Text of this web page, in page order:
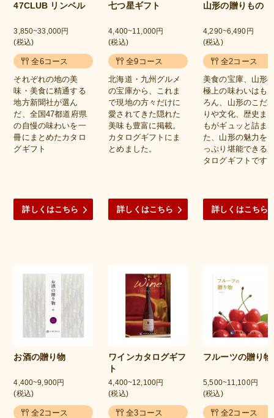
47CLUB リンベル
3,850~33,000円
(税込)
全6コース
それぞれの地の美
味・美食に精通する
地方新聞社が選ん
だ、全国47都道府県
の自慢の味わいを一
冊にまとめたカタロ
グギフト
詳しくはこちら
七つ星ギフト
4,400~11,000円
(税込)
全9コース
北海道・九州グルメ
の宝庫から、これま
で現地の方々だけに
愛されてきた隠れた
美味も豊富に掲載。
カタログギフトにま
とめました。
詳しくはこちら
山形の贈りもの
4,290~6,490円
(税込)
全2コース
美食の宝庫、山形
極上の味わいはも
ろん、山形のこだ
りや文化、歴史ま
もがギュッと詰ま
た、山形の魅力を
っぷり堪能できる
タログギフトです
詳しくはこちら
お酒の贈り物
4,400~9,900円
(税込)
全2コース
ワインカタログギフ
ト
4,400~12,100円
(税込)
全3コース
フルーツの贈り物
5,500~11,100円
(税込)
全2コース